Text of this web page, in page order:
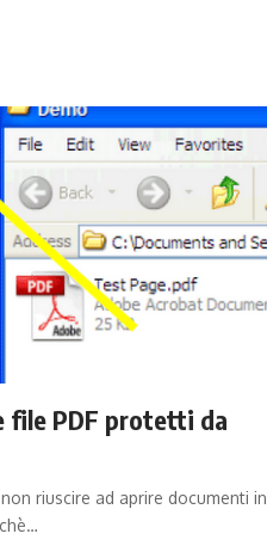
file PDF protetti da
riuscire ad aprire documenti in